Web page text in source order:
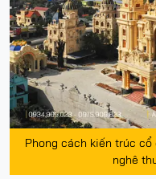
Phong cách kiến trúc
nghê